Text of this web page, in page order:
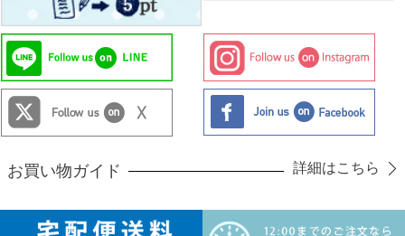
お買い物ガイド 詳細はこちら